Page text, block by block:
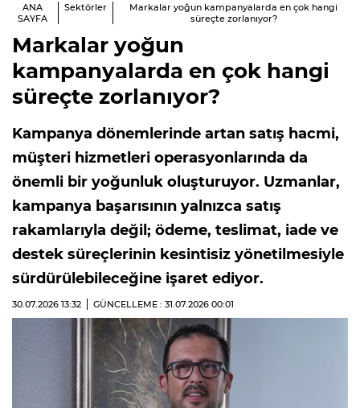
ANA
SAYFA
Sektörler
Markalar yoğun kampanyalarda en çok hangi
süreçte zorlanıyor?
Markalar yoğun
kampanyalarda en çok hangi
süreçte zorlanıyor?
Kampanya dönemlerinde artan satış hacmi,
müşteri hizmetleri operasyonlarında da
önemli bir yoğunluk oluşturuyor. Uzmanlar,
kampanya başarısının yalnızca satış
rakamlarıyla değil; ödeme, teslimat, iade ve
destek süreçlerinin kesintisiz yönetilmesiyle
sürdürülebileceğine işaret ediyor.
30.07.2026 13:32 GÜNCELLEME : 31.07.2026 00:01